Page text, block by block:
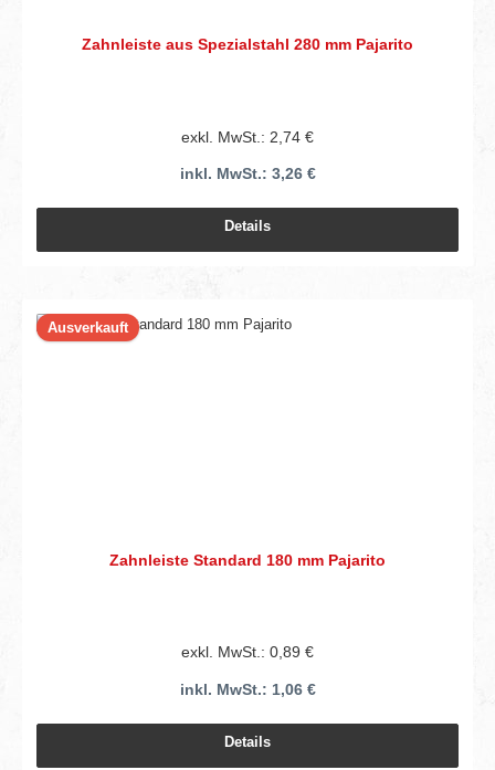
Zahnleiste aus Spezialstahl 280 mm Pajarito
exkl. MwSt.: 2,74 €
inkl. MwSt.: 3,26 €
Details
Ausverkauft
Zahnleiste Standard 180 mm Pajarito
exkl. MwSt.: 0,89 €
inkl. MwSt.: 1,06 €
Details